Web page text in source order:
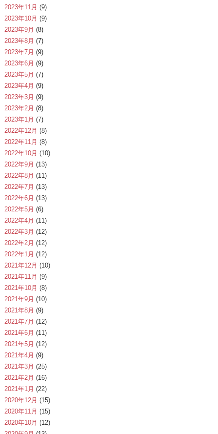
2023年11月 (9)
2023年10月 (9)
2023年9月 (8)
2023年8月 (7)
2023年7月 (9)
2023年6月 (9)
2023年5月 (7)
2023年4月 (9)
2023年3月 (9)
2023年2月 (8)
2023年1月 (7)
2022年12月 (8)
2022年11月 (8)
2022年10月 (10)
2022年9月 (13)
2022年8月 (11)
2022年7月 (13)
2022年6月 (13)
2022年5月 (6)
2022年4月 (11)
2022年3月 (12)
2022年2月 (12)
2022年1月 (12)
2021年12月 (10)
2021年11月 (9)
2021年10月 (8)
2021年9月 (10)
2021年8月 (9)
2021年7月 (12)
2021年6月 (11)
2021年5月 (12)
2021年4月 (9)
2021年3月 (25)
2021年2月 (16)
2021年1月 (22)
2020年12月 (15)
2020年11月 (15)
2020年10月 (12)